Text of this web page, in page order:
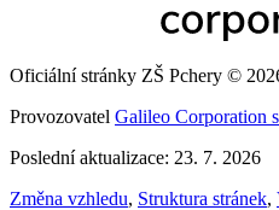
Oficiální stránky ZŠ Pchery ©
Provozovatel Galileo Corporation
Poslední aktualizace: 23. 7. 2026
Změna vzhledu, Struktura stránek,